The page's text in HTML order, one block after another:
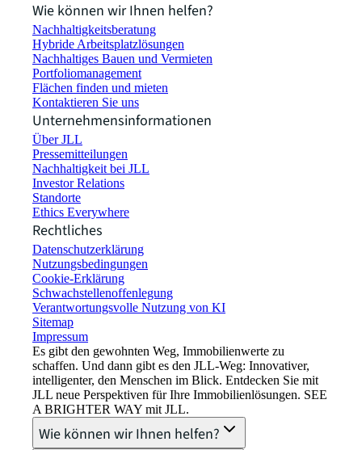
Wie können wir Ihnen helfen?
Nachhaltigkeitsberatung
Hybride Arbeitsplatzlösungen
Nachhaltiges Bauen und Vermieten
Portfoliomanagement
Flächen finden und mieten
Kontaktieren Sie uns
Unternehmensinformationen
Über JLL
Pressemitteilungen
Nachhaltigkeit bei JLL
Investor Relations
Standorte
Ethics Everywhere
Rechtliches
Datenschutzerklärung
Nutzungsbedingungen
Cookie-Erklärung
Schwachstellenoffenlegung
Verantwortungsvolle Nutzung von KI
Sitemap
Impressum​
Es gibt den gewohnten Weg, Immobilienwerte zu
schaffen. Und dann gibt es den JLL-Weg: Innovativer,
intelligenter, den Menschen im Blick. Entdecken Sie mit
JLL neue Perspektiven für Ihre Immobilienlösungen. SEE
A BRIGHTER WAY mit JLL.
Wie können wir Ihnen helfen?